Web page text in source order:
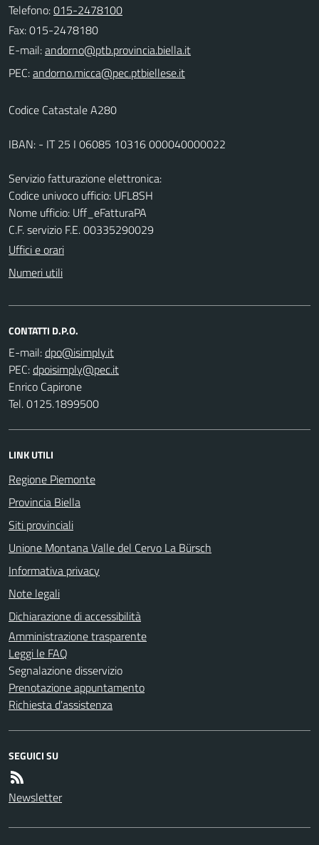
Telefono:015-2478100
Fax: 015-2478180
E-mail:
PEC:
Codice Catastale A280
IBAN: - IT 25 I 06085 10316 000040000022
Servizio fatturazione elettronica:
Codice univoco ufficio: UFL8SH
Nome ufficio: Uff_eFatturaPA
C.F. servizio F.E. 00335290029
Uffici e orari
Numeri utili
CONTATTI D.P.O.
E-mail:
PEC:
Enrico Capirone
Tel. 0125.1899500
LINK UTILI
Regione Piemonte
Provincia Biella
Siti provinciali
Unione Montana Valle del Cervo La Bürsch
Informativa privacy
Note legali
Dichiarazione di accessibilità
Amministrazione trasparente
Leggi le FAQ
Segnalazione disservizio
Prenotazione appuntamento
Richiesta d'assistenza
SEGUICI SU
Newsletter